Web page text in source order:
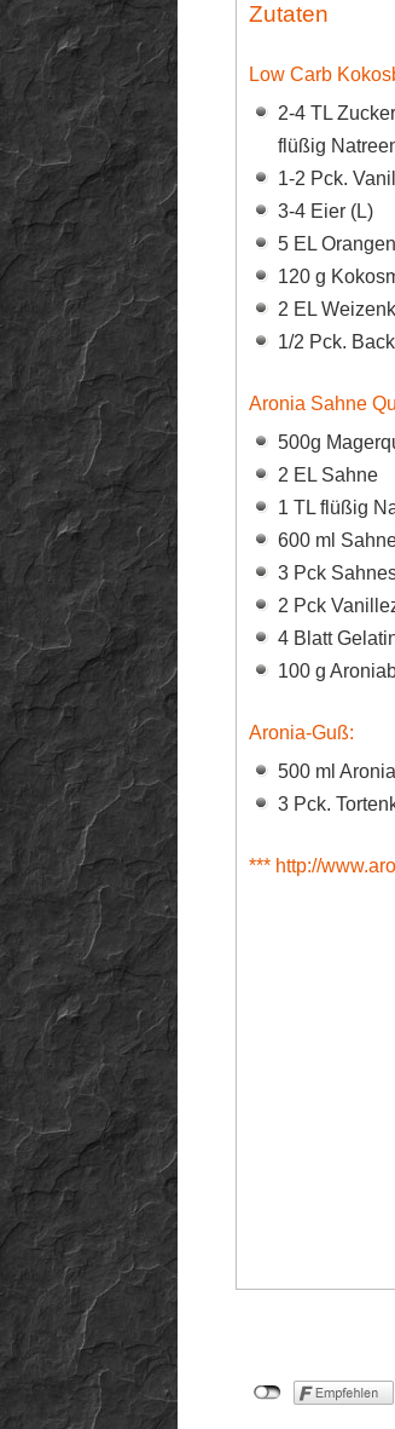
Zutaten
Low Carb
2-4 TL
flüßig
1-2 Pck.
3-4 Eier (L)
5 EL
120 g
2 EL
1/2 Pck.
Aronia Sahne
500g
2 EL Sahne
1 TL flüßig
600 ml
3 Pck
2 Pck
4 Blatt
100 g
Aronia-Guß:
500 ml
3 Pck.
*** http://